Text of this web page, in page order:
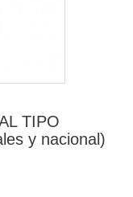
TIPO
y nacional)